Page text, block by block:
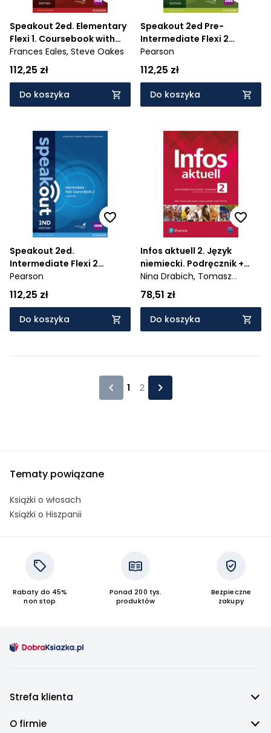
Speakout 2ed. Elementary
Flexi 1. Coursebook with
MyEnglishLab
Frances Eales, Steve Oakes
112,25 zł
Do koszyka
Speakout 2ed Pre-
Intermediate Flexi 2
Coursebook
Pearson
112,25 zł
Do koszyka
Speakout 2ed.
Intermediate Flexi 2
Coursebook
Pearson
112,25 zł
Do koszyka
Infos aktuell 2. Język
niemiecki. Podręcznik +
kod (Interaktywny
podręcznik) kod wklejony -
1026//2/2019
Nina Drabich, Tomasz
Gajownik,
Cezary Serzysko
78,51 zł
Do koszyka
1 2
Tematy powiązane
Książki o włosach
Książki o Hiszpanii
Rabaty do 45%
non stop
Ponad 200 tys.
produktów
Bezpieczne
zakupy
Strefa klienta
O firmie